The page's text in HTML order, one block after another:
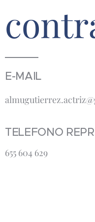
E-MAIL
TELEFONO
655 604 629